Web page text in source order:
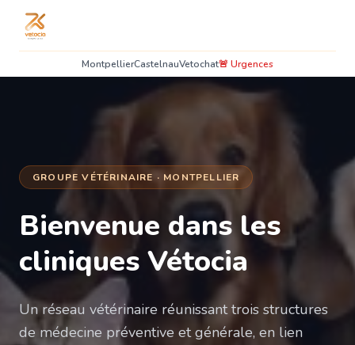
MontpellierCastelnauVetochat🚨 Urgences
GROUPE VÉTÉRINAIRE · MONTPELLIER
Bienvenue dans les
cliniques Vétocia
Un réseau vétérinaire réunissant trois structures
de médecine préventive et générale, en lien